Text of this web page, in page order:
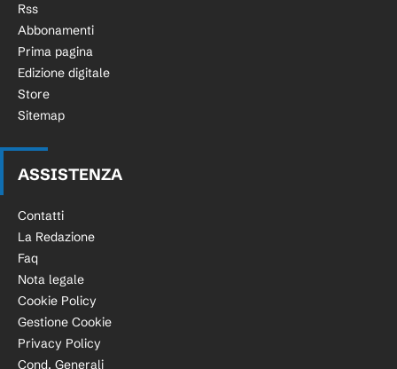
Rss
Abbonamenti
Prima pagina
Edizione digitale
Store
Sitemap
ASSISTENZA
Contatti
La Redazione
Faq
Nota legale
Cookie Policy
Gestione Cookie
Privacy Policy
Cond. Generali